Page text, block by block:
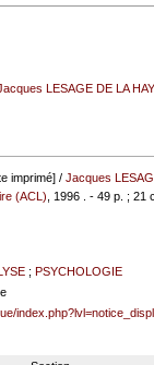
LESAGE DE LA
imprimé] /Jacques
(ACL) , 1996 . - 49 p. ; 21
; PSYCHOLOGIE